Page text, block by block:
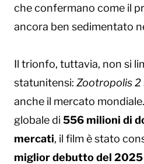
che confermano come il
ancora ben sedimentato
Il trionfo, tuttavia, non si
statunitensi: Zootropolis 2
anche il mercato
globale di 556 milioni di
mercati, il film è stato
miglior debutto del 2025